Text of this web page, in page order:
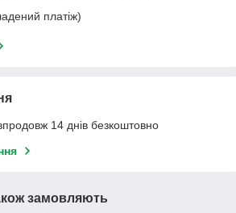
платіж)
14 днів безкоштовно
замовляють